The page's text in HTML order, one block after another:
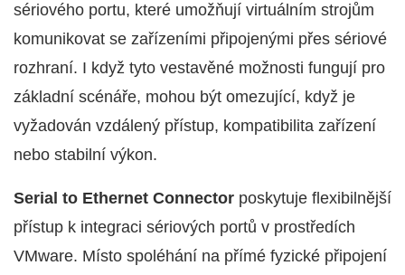
sériového portu, které umožňují virtuálním strojům
komunikovat se zařízeními připojenými přes sériové
rozhraní. I když tyto vestavěné možnosti fungují pro
základní scénáře, mohou být omezující, když je
vyžadován vzdálený přístup, kompatibilita zařízení
nebo stabilní výkon.
Serial to Ethernet Connector poskytuje flexibilnější
přístup k integraci sériových portů v prostředích
VMware. Místo spoléhání na přímé fyzické připojení